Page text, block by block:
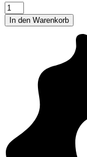
10
Hochzeit
JGA
In den Warenkorb